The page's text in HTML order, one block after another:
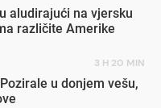
aludirajući na vjersku
različite Amerike
3 H 20 MIN
u donjem vešu,